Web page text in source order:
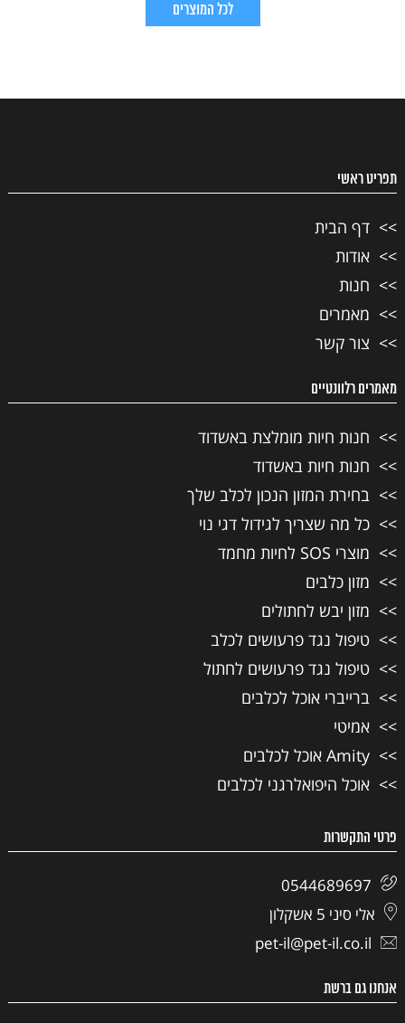
לכל המוצרים
תפריט ראשי
דף הבית
אודות
חנות
מאמרים
צור קשר
מאמרים רלוונטיים
חנות חיות מומלצת באשדוד
חנות חיות באשדוד
בחירת המזון הנכון לכלב שלך
כל מה שצריך לגידול דגי נוי
מוצרי SOS לחיות מחמד
מזון כלבים
מזון יבש לחתולים
טיפול נגד פרעושים לכלב
טיפול נגד פרעושים לחתול
ברייברי אוכל לכלבים
אמיטי
Amity אוכל לכלבים
אוכל היפואלרגני לכלבים
פרטי התקשרות
0544689697
אלי סיני 5 אשקלון
pet-il@pet-il.co.il
אנחנו גם ברשת